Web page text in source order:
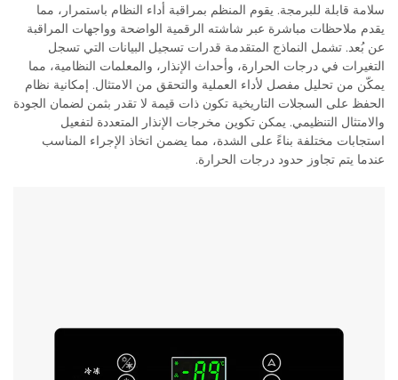
سلامة قابلة للبرمجة. يقوم المنظم بمراقبة أداء النظام باستمرار، مما
يقدم ملاحظات مباشرة عبر شاشته الرقمية الواضحة وواجهات المراقبة
عن بُعد. تشمل النماذج المتقدمة قدرات تسجيل البيانات التي تسجل
التغيرات في درجات الحرارة، وأحداث الإنذار، والمعلمات النظامية، مما
يمكّن من تحليل مفصل لأداء العملية والتحقق من الامتثال. إمكانية نظام
الحفظ على السجلات التاريخية تكون ذات قيمة لا تقدر بثمن لضمان الجودة
والامتثال التنظيمي. يمكن تكوين مخرجات الإنذار المتعددة لتفعيل
استجابات مختلفة بناءً على الشدة، مما يضمن اتخاذ الإجراء المناسب
عندما يتم تجاوز حدود درجات الحرارة.